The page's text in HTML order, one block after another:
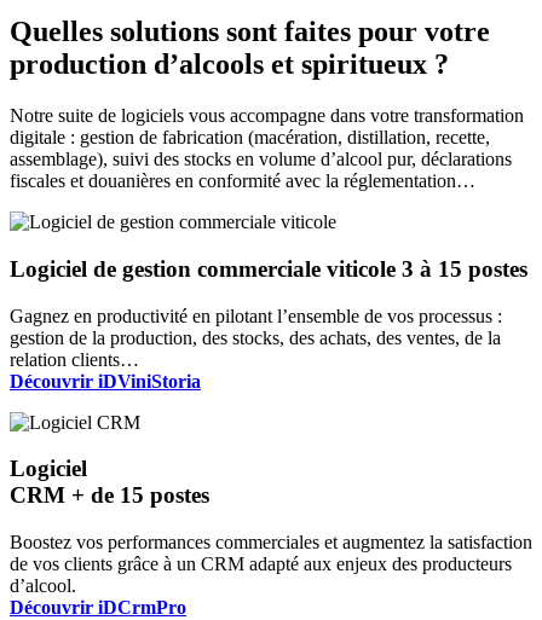
Quelles solutions sont faites pour votre
production d’alcools et spiritueux ?
Notre suite de logiciels vous accompagne dans votre transformation
digitale : gestion de fabrication (macération, distillation, recette,
assemblage), suivi des stocks en volume d’alcool pur, déclarations
fiscales et douanières en conformité avec la réglementation…
Logiciel de gestion commerciale viticole 3 à 15 postes
Gagnez en productivité en pilotant l’ensemble de vos processus :
gestion de la production, des stocks, des achats, des ventes, de la
relation clients…
Découvrir iDViniStoria
Logiciel
CRM + de 15 postes
Boostez vos performances commerciales et augmentez la satisfaction
de vos clients grâce à un CRM adapté aux enjeux des producteurs
d’alcool.
Découvrir iDCrmPro